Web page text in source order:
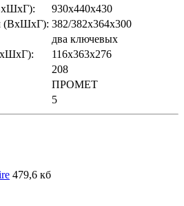
930x440x430
(ВхШхГ): 382/382x364x300
два ключевых
116x363x276
208
ПРОМЕТ
5
479,6 кб